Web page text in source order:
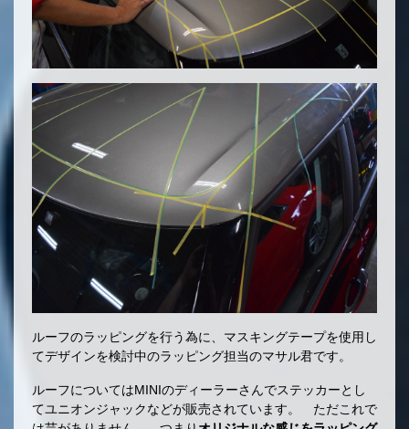
ルーフのラッピングを行う為に、マスキングテープを使用し
てデザインを検討中のラッピング担当のマサル君です。
ルーフについてはMINIのディーラーさんでステッカーとし
てユニオンジャックなどが販売されています。 ただこれで